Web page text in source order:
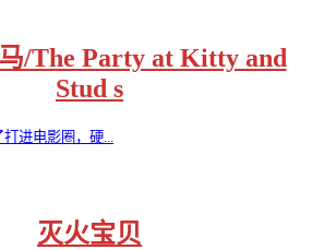
/The Party at Kitty and
Stud s
进电影圈，硬...
灭火宝贝